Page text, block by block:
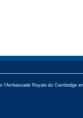
l'Ambassade Royale du Cambodge